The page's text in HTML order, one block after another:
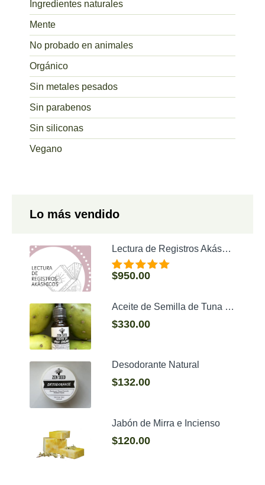
Ingredientes naturales
Mente
No probado en animales
Orgánico
Sin metales pesados
Sin parabenos
Sin siliconas
Vegano
Lo más vendido
Lectura de Registros Akáshicos
Valorado con
$950.00
Aceite de Semilla de Tuna (Higo Chumbo)
$330.00
Desodorante Natural
$132.00
Jabón de Mirra e Incienso
$120.00